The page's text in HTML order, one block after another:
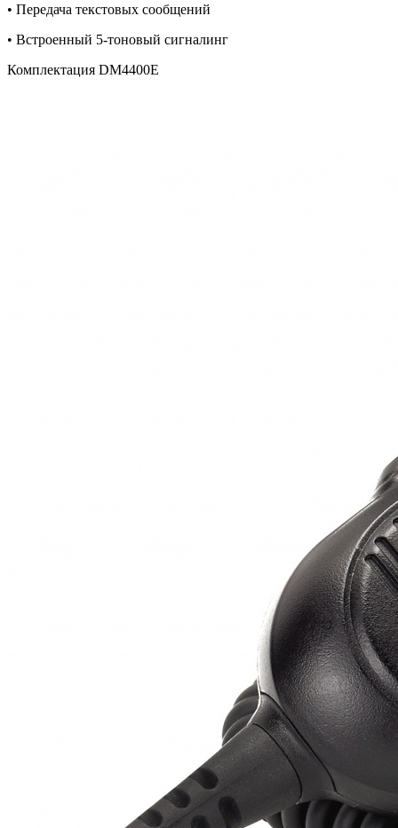
• Передача текстовых сообщений
• Встроенный 5-тоновый сигналинг
Комплектация DM4400E